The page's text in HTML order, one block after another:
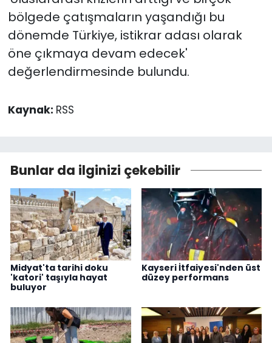
bölgede çatışmaların yaşandığı bu
dönemde Türkiye, istikrar adası olarak
öne çıkmaya devam edecek'
değerlendirmesinde bulundu.
Kaynak: RSS
Bunlar da ilginizi çekebilir
Midyat'ta tarihi doku
'katori' taşıyla hayat
buluyor
Kayseri İtfaiyesi'nden üst
düzey performans